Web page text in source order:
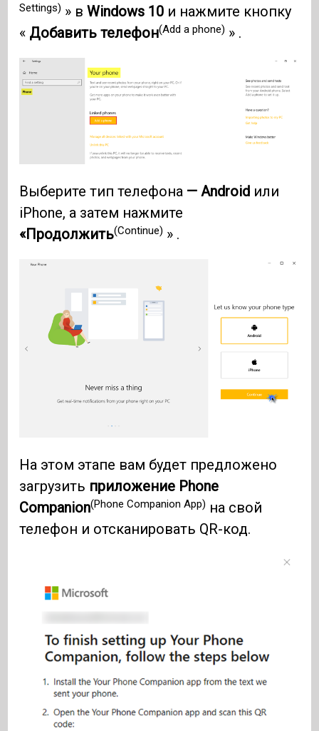
Settings) » вWindows 10 и нажмите кнопку
« Добавить телефон(Add a phone) » .
Выберите тип телефона — Android или
iPhone, а затем нажмите
«Продолжить(Continue) » .
На этом этапе вам будет предложено
загрузить приложение Phone
Companion(Phone Companion App) на свой
телефон и отсканировать QR-код.